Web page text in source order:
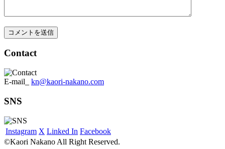
Contact
E-mail_ kn@kaori-nakano.com
SNS
Instagram X Linked In Facebook
©Kaori Nakano All Right Reserved.